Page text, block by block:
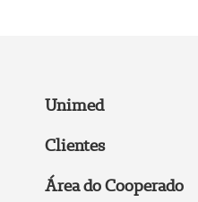
Unimed
Clientes
Área do Cooperado